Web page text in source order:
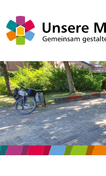
Inhalt
springen